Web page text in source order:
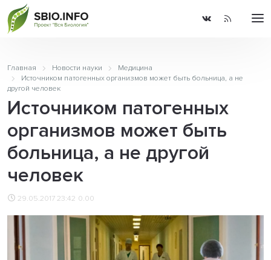
Главная Новости науки
Медицина
Источником патогенных организмов может быть больница, а не
другой человек
Источником патогенных
организмов может быть
больница, а не другой
человек
29.05.2017 23:42 0.00